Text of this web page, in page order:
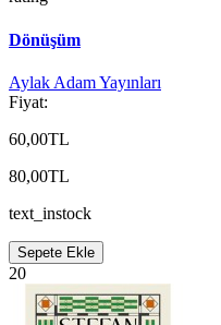
Dönüşüm
Aylak Adam Yayınları
Fiyat:
60,00TL
80,00TL
text_instock
Sepete Ekle
20